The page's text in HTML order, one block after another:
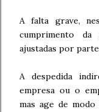
A falta grave,
cumprimento
ajustadas por
A despedida
empresa ou o
mas age de